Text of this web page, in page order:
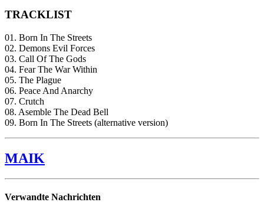
TRACKLIST
01. Born In The Streets
02. Demons Evil Forces
03. Call Of The Gods
04. Fear The War Within
05. The Plague
06. Peace And Anarchy
07. Crutch
08. Asemble The Dead Bell
09. Born In The Streets (alternative version)
MAIK
Verwandte Nachrichten